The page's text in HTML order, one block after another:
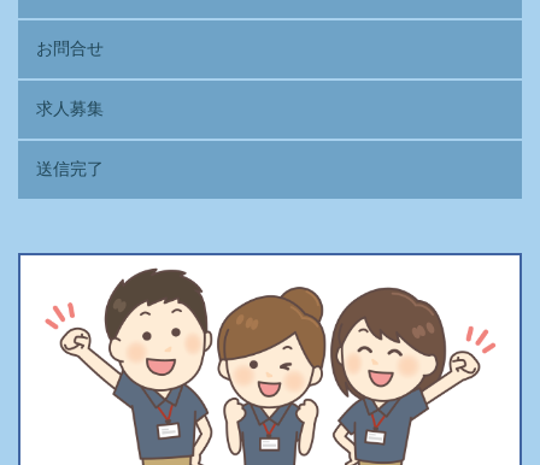
お問合せ
求人募集
送信完了